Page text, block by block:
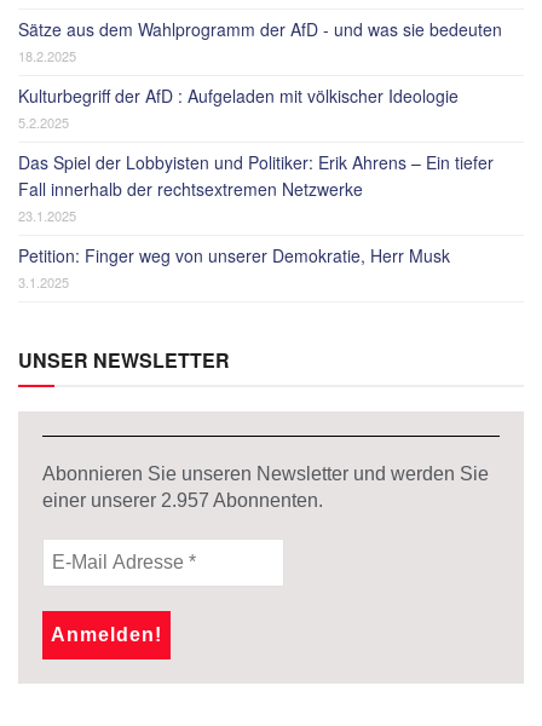
Sätze aus dem Wahlprogramm der AfD - und was sie bedeuten
18.2.2025
Kulturbegriff der AfD : Aufgeladen mit völkischer Ideologie
5.2.2025
Das Spiel der Lobbyisten und Politiker: Erik Ahrens – Ein tiefer
Fall innerhalb der rechtsextremen Netzwerke
23.1.2025
Petition: Finger weg von unserer Demokratie, Herr Musk
3.1.2025
UNSER NEWSLETTER
Abonnieren Sie unseren Newsletter und werden Sie
einer unserer 2.957 Abonnenten.